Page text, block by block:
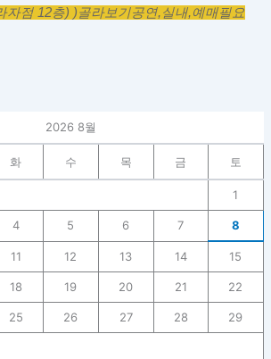
자점 12층) )골라보기공연,실내,예매필요
2026 8월
화 수 목 금 토
1
4 5 6 7 8
11 12 13 14 15
18 19 20 21 22
25 26 27 28 29